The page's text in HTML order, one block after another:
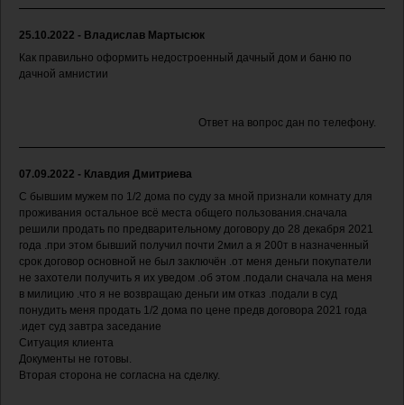
25.10.2022 - Владислав Мартысюк
Как правильно оформить недостроенный дачный дом и баню по
дачной амнистии
Ответ на вопрос дан по телефону.
07.09.2022 - Клавдия Дмитриева
С бывшим мужем по 1/2 дома по суду за мной признали комнату для
проживания остальное всё места общего пользования.сначала
решили продать по предварительному договору до 28 декабря 2021
года .при этом бывший получил почти 2мил а я 200т в назначенный
срок договор основной не был заключён .от меня деньги покупатели
не захотели получить я их уведом .об этом .подали сначала на меня
в милицию .что я не возвращаю деньги им отказ .подали в суд
понудить меня продать 1/2 дома по цене предв договора 2021 года
.идет суд завтра заседание
Ситуация клиента
Документы не готовы.
Вторая сторона не согласна на сделку.